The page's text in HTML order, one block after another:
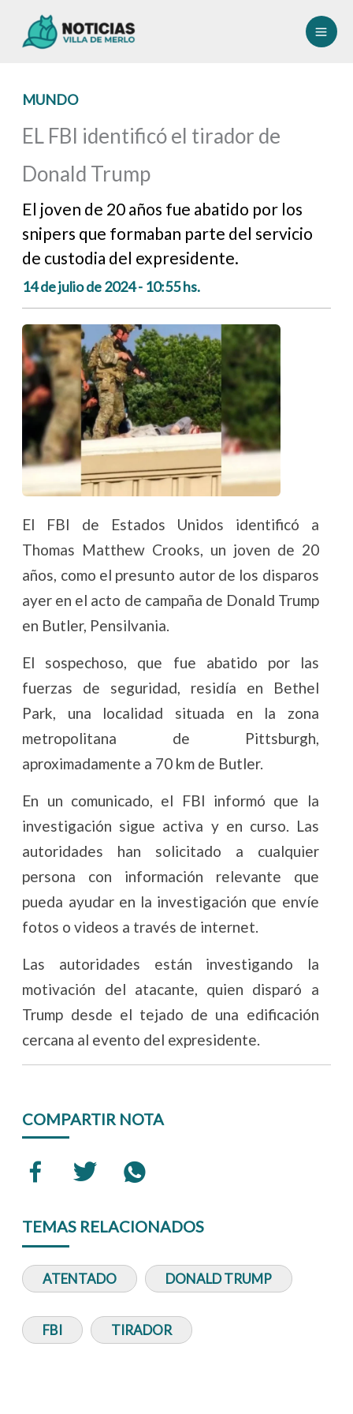
MUNDO
EL FBI identificó el tirador de
Donald Trump
El joven de 20 años fue abatido por los
snipers que formaban parte del servicio
de custodia del expresidente.
14 de julio de 2024 - 10:55 hs.
El FBI de Estados Unidos identificó a
Thomas Matthew Crooks, un joven de 20
años, como el presunto autor de los disparos
ayer en el acto de campaña de Donald Trump
en Butler, Pensilvania.
El sospechoso, que fue abatido por las
fuerzas de seguridad, residía en Bethel
Park, una localidad situada en la zona
metropolitana de Pittsburgh,
aproximadamente a 70 km de Butler.
En un comunicado, el FBI informó que la
investigación sigue activa y en curso. Las
autoridades han solicitado a cualquier
persona con información relevante que
pueda ayudar en la investigación que envíe
fotos o videos a través de internet.
Las autoridades están investigando la
motivación del atacante, quien disparó a
Trump desde el tejado de una edificación
cercana al evento del expresidente.
COMPARTIR NOTA
TEMAS RELACIONADOS
ATENTADO DONALD TRUMP
FBI TIRADOR